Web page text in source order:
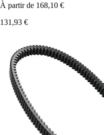
À partir de 168,10 €
131,93 €